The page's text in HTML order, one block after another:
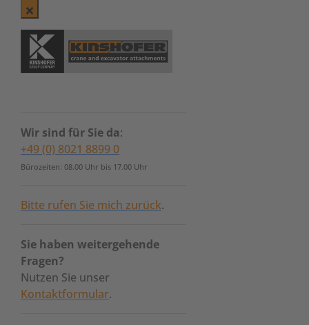
Wir sind für Sie da:
+49 (0) 8021 8899 0
Bürozeiten: 08.00 Uhr bis 17.00 Uhr
Bitte rufen Sie mich zurück.
Sie haben weitergehende
Fragen?
Nutzen Sie unser
Kontaktformular.